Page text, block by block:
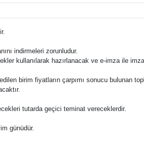
indirmeleri zorunludur.
kullanılarak hazırlanacak ve e-imza ile
birim fiyatların çarpımı sonucu bulunan
tutarda geçici teminat vereceklerdir.
günüdür.